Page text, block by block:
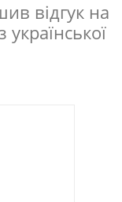
відгук на
української